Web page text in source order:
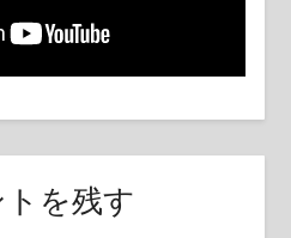
を残す